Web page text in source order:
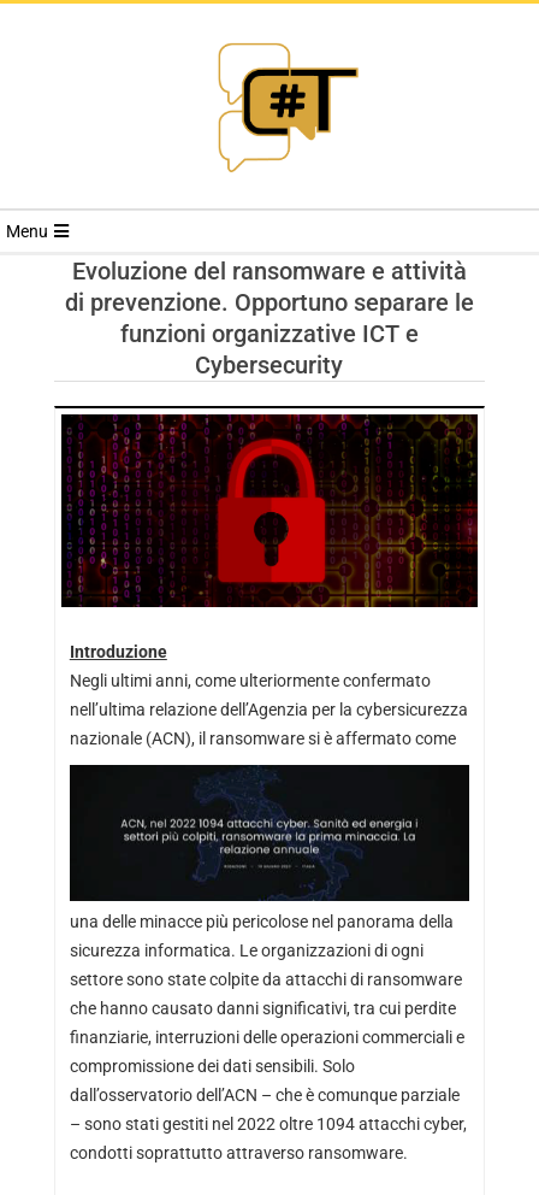
RIVISTA
TRENDS
Menu
Evoluzione del ransomware e attività
di prevenzione. Opportuno separare le
funzioni organizzative ICT e
Cybersecurity
Introduzione
Negli ultimi anni, come ulteriormente confermato
nell’ultima relazione dell’Agenzia per la cybersicurezza
nazionale (ACN), il ransomware si è affermato come
una delle minacce più pericolose nel panorama della
sicurezza informatica. Le organizzazioni di ogni
settore sono state colpite da attacchi di ransomware
che hanno causato danni significativi, tra cui perdite
finanziarie, interruzioni delle operazioni commerciali e
compromissione dei dati sensibili. Solo
dall’osservatorio dell’ACN – che è comunque parziale
– sono stati gestiti nel 2022 oltre 1094 attacchi cyber,
condotti soprattutto attraverso ransomware.